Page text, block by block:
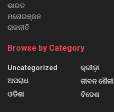
ଭାରତ
ମନୋରଞ୍ଜନ
ରାଜନୀତି
Browse by Category
Uncategorized
ଅପରାଧ
ଓଡିଶା
କ୍ରୀଡ଼ା
ଜୀବନ ଶୈଳୀ
ବିଦେଶ